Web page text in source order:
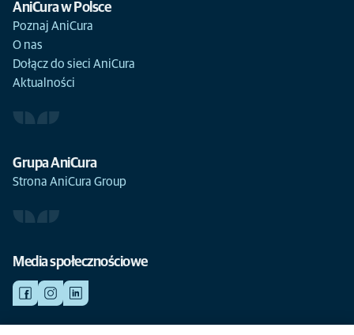
AniCura w Polsce
Poznaj AniCura
O nas
Dołącz do sieci AniCura
Aktualności
Grupa AniCura
Strona AniCura Group
Media społecznościowe